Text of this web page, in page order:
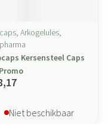
Arkogelules,
Kersensteel Caps
Niet beschikbaar